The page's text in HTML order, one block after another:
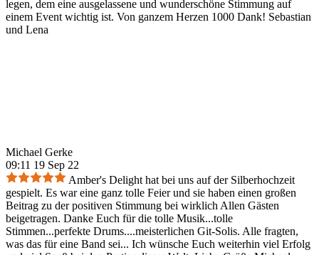
legen, dem eine ausgelassene und wunderschöne Stimmung auf
einem Event wichtig ist. Von ganzem Herzen 1000 Dank! Sebastian
und Lena
Michael Gerke
09:11 19 Sep 22
Amber's Delight hat bei uns auf der Silberhochzeit
gespielt. Es war eine ganz tolle Feier und sie haben einen großen
Beitrag zu der positiven Stimmung bei wirklich Allen Gästen
beigetragen. Danke Euch für die tolle Musik...tolle
Stimmen...perfekte Drums....meisterlichen Git-Solis. Alle fragten,
was das für eine Band sei... Ich wünsche Euch weiterhin viel Erfolg